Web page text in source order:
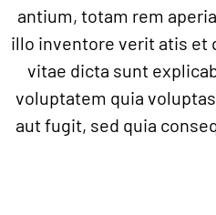
antium, totam rem
illo inventore verit atis et
vitae dicta sunt
voluptatem quia
aut fugit, sed quia